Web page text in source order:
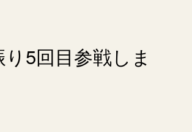
5回目参戦しま